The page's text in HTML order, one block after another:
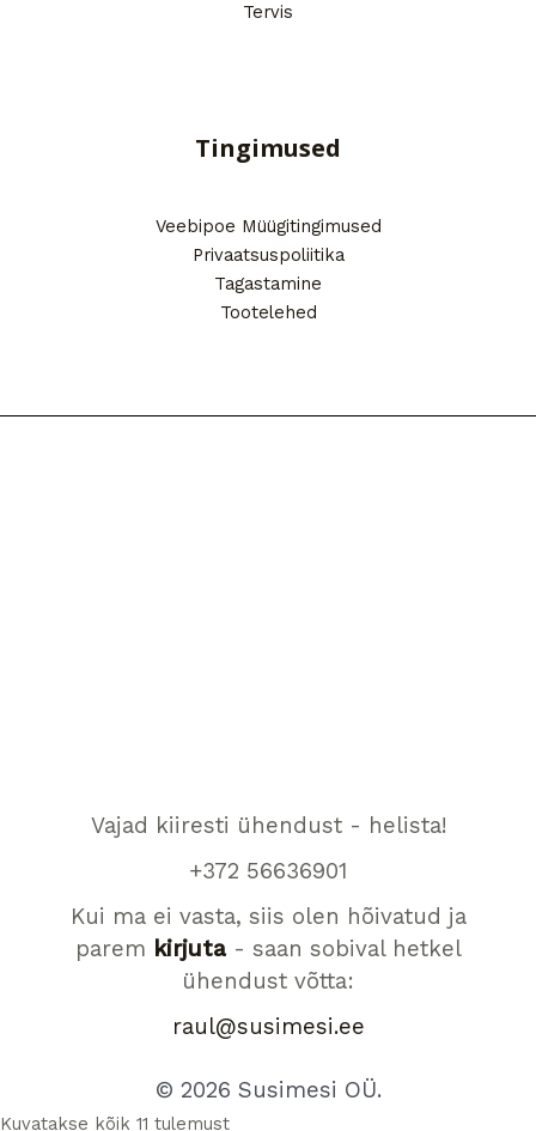
Kuvatakse kõik 11 tulemust
Tervis
Tingimused
Veebipoe Müügitingimused
Privaatsuspoliitika
Tagastamine
Tootelehed
Vajad kiiresti ühendust - helista!
+372 56636901
Kui ma ei vasta, siis olen hõivatud ja
parem kirjuta- saan sobival hetkel
ühendust võtta:
raul@susimesi.ee
© 2026 Susimesi OÜ.